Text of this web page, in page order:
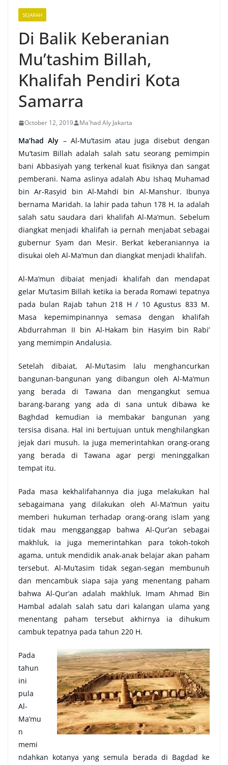
SEJARAH
Di Balik Keberanian
Mu’tashim Billah,
Khalifah Pendiri Kota
Samarra
October 12, 2019 Ma'had Aly Jakarta
Ma’had Aly – Al-Mu’tasim atau juga disebut dengan
Mu’tasim Billah adalah salah satu seorang pemimpin
bani Abbasiyah yang terkenal kuat fisiknya dan sangat
pemberani. Nama aslinya adalah Abu Ishaq Muhamad
bin Ar-Rasyid bin Al-Mahdi bin Al-Manshur. Ibunya
bernama Maridah. Ia lahir pada tahun 178 H. Ia adalah
salah satu saudara dari khalifah Al-Ma’mun. Sebelum
diangkat menjadi khalifah ia pernah menjabat sebagai
gubernur Syam dan Mesir. Berkat keberaniannya ia
disukai oleh Al-Ma’mun dan diangkat menjadi khalifah.
Al-Ma’mun dibaiat menjadi khalifah dan mendapat
gelar Mu’tasim Billah ketika ia berada Romawi tepatnya
pada bulan Rajab tahun 218 H / 10 Agustus 833 M.
Masa kepemimpinannya semasa dengan khalifah
Abdurrahman II bin Al-Hakam bin Hasyim bin Rabi’
yang memimpin Andalusia.
Setelah dibaiat, Al-Mu’tasim lalu menghancurkan
bangunan-bangunan yang dibangun oleh Al-Ma’mun
yang berada di Tawana dan mengangkut semua
barang-barang yang ada di sana untuk dibawa ke
Baghdad kemudian ia membakar bangunan yang
tersisa disana. Hal ini bertujuan untuk menghilangkan
jejak dari musuh. Ia juga memerintahkan orang-orang
yang berada di Tawana agar pergi meninggalkan
tempat itu.
Pada masa kekhalifahannya dia juga melakukan hal
sebagaimana yang dilakukan oleh Al-Ma’mun yaitu
memberi hukuman terhadap orang-orang islam yang
tidak mau mengganggap bahwa Al-Qur’an sebagai
makhluk, ia juga memerintahkan para tokoh-tokoh
agama, untuk mendidik anak-anak belajar akan paham
tersebut. Al-Mu’tasim tidak segan-segan membunuh
dan mencambuk siapa saja yang menentang paham
bahwa Al-Qur’an adalah makhluk. Imam Ahmad Bin
Hambal adalah salah satu dari kalangan ulama yang
menentang paham tersebut akhirnya ia dihukum
cambuk tepatnya pada tahun 220 H.
Pada
tahun
ini
pula
Al-
Ma’mu
n
memi
ndahkan kotanya yang semula berada di Bagdad ke